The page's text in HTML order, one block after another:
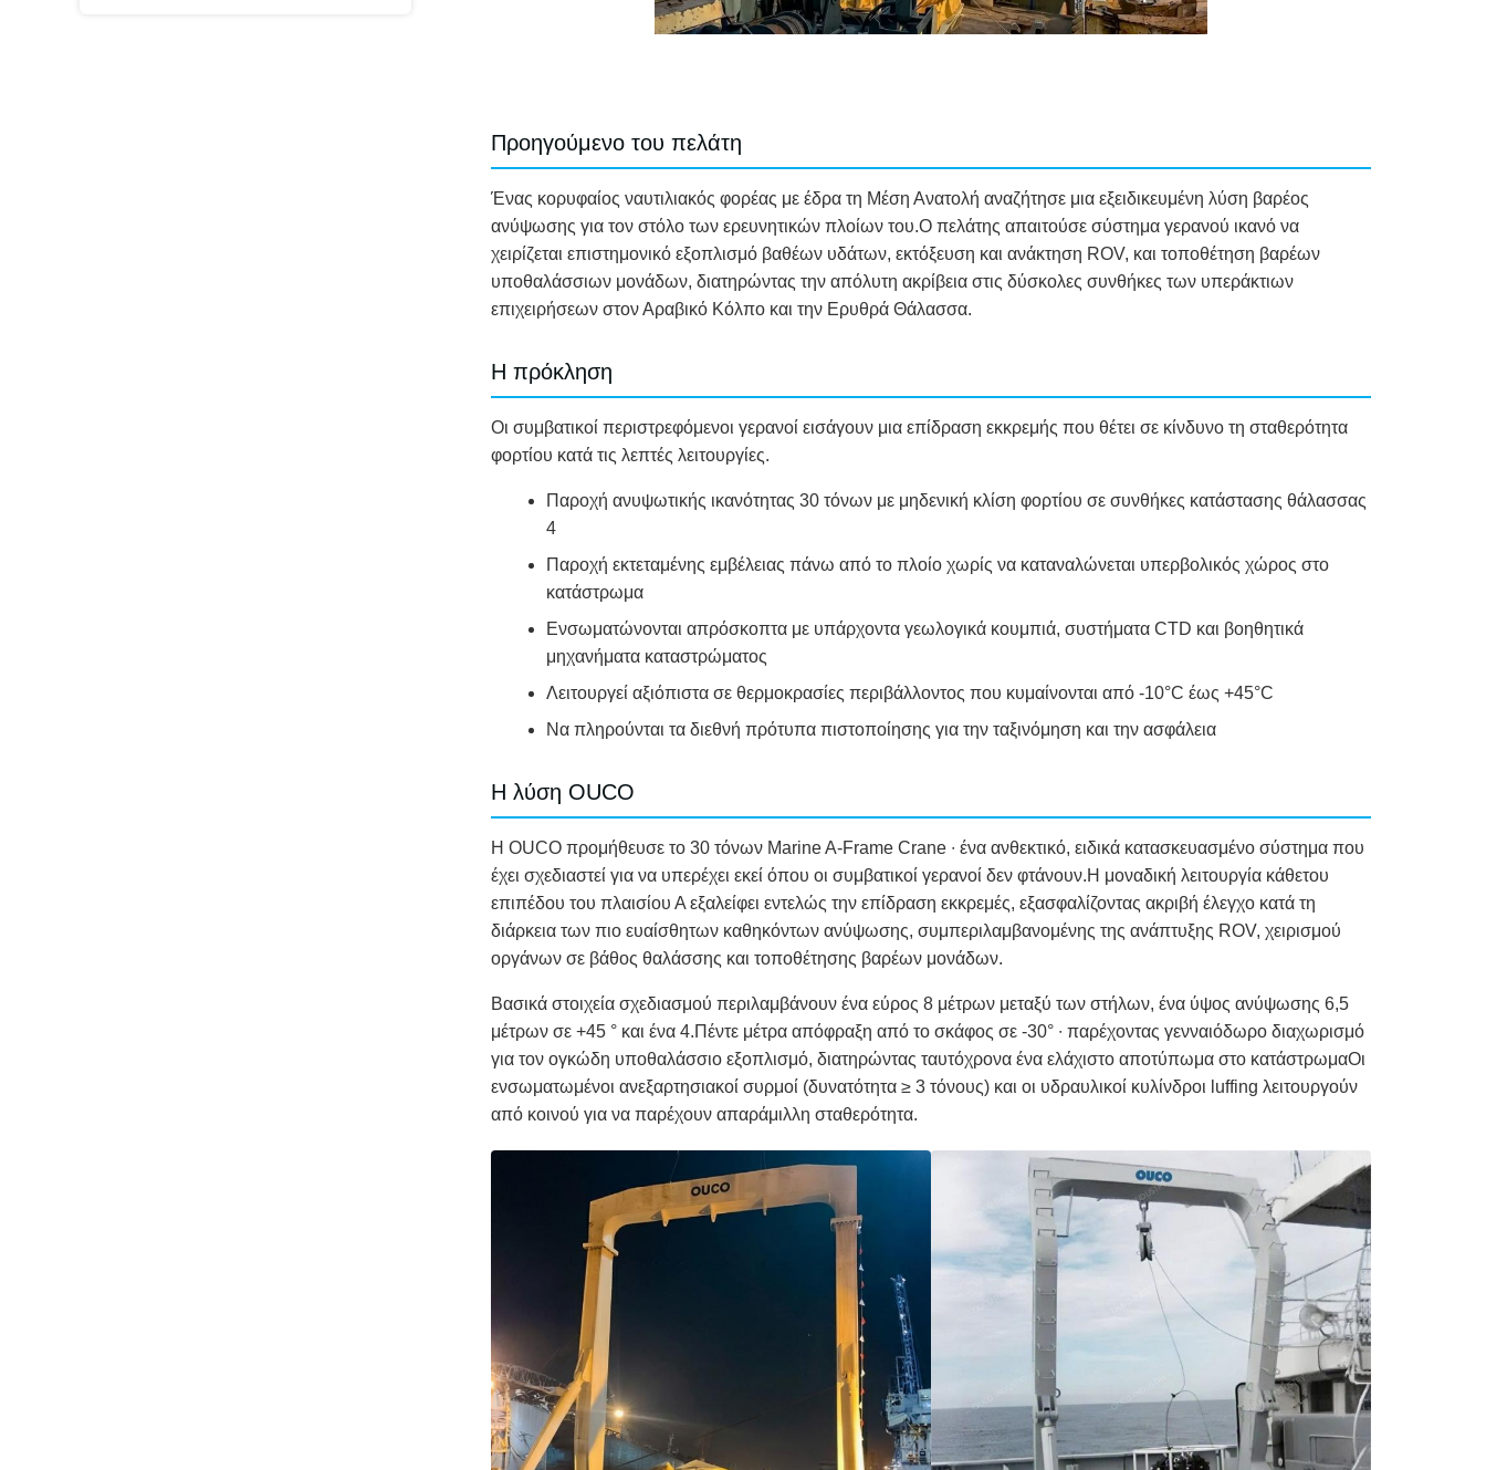
Προηγούμενο του πελάτη
Ένας κορυφαίος ναυτιλιακός φορέας με έδρα τη Μέση Ανατολή αναζήτησε μια εξειδικευμένη λύση βαρέος
ανύψωσης για τον στόλο των ερευνητικών πλοίων του.Ο πελάτης απαιτούσε σύστημα γερανού ικανό να
χειρίζεται επιστημονικό εξοπλισμό βαθέων υδάτων, εκτόξευση και ανάκτηση ROV, και τοποθέτηση βαρέων
υποθαλάσσιων μονάδων, διατηρώντας την απόλυτη ακρίβεια στις δύσκολες συνθήκες των υπεράκτιων
επιχειρήσεων στον Αραβικό Κόλπο και την Ερυθρά Θάλασσα.
Η πρόκληση
Οι συμβατικοί περιστρεφόμενοι γερανοί εισάγουν μια επίδραση εκκρεμής που θέτει σε κίνδυνο τη σταθερότητα
φορτίου κατά τις λεπτές λειτουργίες.
Παροχή ανυψωτικής ικανότητας 30 τόνων με μηδενική κλίση φορτίου σε συνθήκες κατάστασης θάλασσας
4
Παροχή εκτεταμένης εμβέλειας πάνω από το πλοίο χωρίς να καταναλώνεται υπερβολικός χώρος στο
κατάστρωμα
Ενσωματώνονται απρόσκοπτα με υπάρχοντα γεωλογικά κουμπιά, συστήματα CTD και βοηθητικά
μηχανήματα καταστρώματος
Λειτουργεί αξιόπιστα σε θερμοκρασίες περιβάλλοντος που κυμαίνονται από -10°C έως +45°C
Να πληρούνται τα διεθνή πρότυπα πιστοποίησης για την ταξινόμηση και την ασφάλεια
Η λύση OUCO
Η OUCO προμήθευσε το 30 τόνων Marine A-Frame Crane ∙ ένα ανθεκτικό, ειδικά κατασκευασμένο σύστημα που
έχει σχεδιαστεί για να υπερέχει εκεί όπου οι συμβατικοί γερανοί δεν φτάνουν.Η μοναδική λειτουργία κάθετου
επιπέδου του πλαισίου Α εξαλείφει εντελώς την επίδραση εκκρεμές, εξασφαλίζοντας ακριβή έλεγχο κατά τη
διάρκεια των πιο ευαίσθητων καθηκόντων ανύψωσης, συμπεριλαμβανομένης της ανάπτυξης ROV, χειρισμού
οργάνων σε βάθος θαλάσσης και τοποθέτησης βαρέων μονάδων.
Βασικά στοιχεία σχεδιασμού περιλαμβάνουν ένα εύρος 8 μέτρων μεταξύ των στήλων, ένα ύψος ανύψωσης 6,5
μέτρων σε +45 ° και ένα 4.Πέντε μέτρα απόφραξη από το σκάφος σε -30° ∙ παρέχοντας γενναιόδωρο διαχωρισμό
για τον ογκώδη υποθαλάσσιο εξοπλισμό, διατηρώντας ταυτόχρονα ένα ελάχιστο αποτύπωμα στο κατάστρωμαΟι
ενσωματωμένοι ανεξαρτησιακοί συρμοί (δυνατότητα ≥ 3 τόνους) και οι υδραυλικοί κυλίνδροι luffing λειτουργούν
από κοινού για να παρέχουν απαράμιλλη σταθερότητα.